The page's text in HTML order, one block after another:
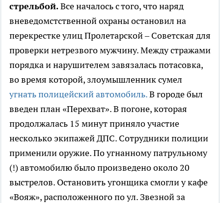
стрельбой.Все началось с того, что наряд
вневедомстственной охраны остановил на
перекрестке улиц Пролетарской – Советская для
проверки нетрезвого мужчину. Между стражами
порядка и нарушителем завязалась потасовка,
во время которой, злоумышленник сумел
угнать полицейский автомобиль.В городе был
введен план «Перехват». В погоне, которая
продолжалась 15 минут приняло участие
несколько экипажей ДПС. Сотрудники полиции
применили оружие. По угнанному патрульному
(!) автомобилю было произведено около 20
выстрелов. Остановить угонщика смогли у кафе
«Вояж», расположенного по ул. Звезной за